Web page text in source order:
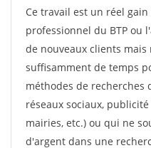
Ce travail est un réel
professionnel du BTP ou
de nouveaux clients mais
suffisamment de temps
méthodes de recherches
réseaux sociaux,
mairies, etc.) ou qui ne
d'argent dans une